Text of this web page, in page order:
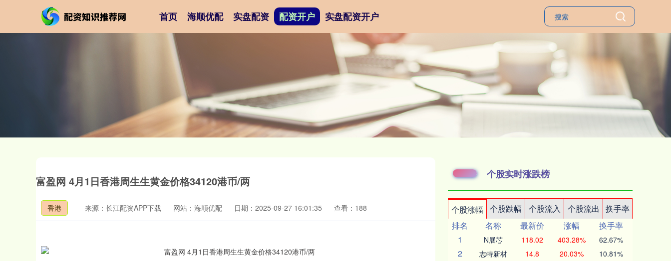
首页 海顺优配 实盘配资 配资开户 实盘配资开户
富盈网 4月1日香港周生生黄金价格34120港币/两
香港 来源：长江配资APP下载 网站：海顺优配 日期：2025-09-27 16:01:35 查看：188
个股实时涨跌榜
个股涨幅 个股跌幅 个股流入 个股流出
换手率
排名
名称 最新价 涨幅
换手率
1
N展芯 118.02 403.28% 62.67%
2 志特新材 14.8 20.03% 10.81%